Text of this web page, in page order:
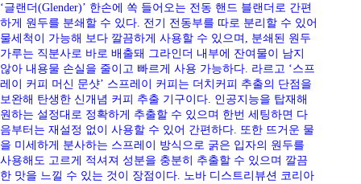
‘글랜더(Glender)’ 한손에 쏙 들어오는 전동 핸드 블랜더로 간편
하게 원두를 분쇄할 수 있다. 전기 전동부를 따로 분리할 수 있어
물세척이 가능해 보다 깔끔하게 사용할 수 있으며, 분쇄된 원두
가루는 직분사로 바로 배출돼 그라인더 내부에 잔여물이 남지
않아 내용물 손실을 줄이고 빠르게 사용 가능하다. 라르고 ‘스프
레이 커피 머신 문샷’ 스프레이 커피는 더치커피 추출의 단점을
보완해 탄생한 신개념 커피 추출 기구이다. 인공지능을 탑재해
원하는 설정대로 정확하게 추출할 수 있으며 한번 세팅하면 다
음부터는 재설정 없이 사용할 수 있어 간편하다. 또한 뜨거운 물
을 미세하게 분사하는 스프레이 방식으로 굵은 입자의 원두를
사용해도 고르게 적셔져 성분을 충분히 추출할 수 있으며 깔끔
한 맛을 느낄 수 있는 것이 장점이다. 노바 디스트리뷰션 코리아